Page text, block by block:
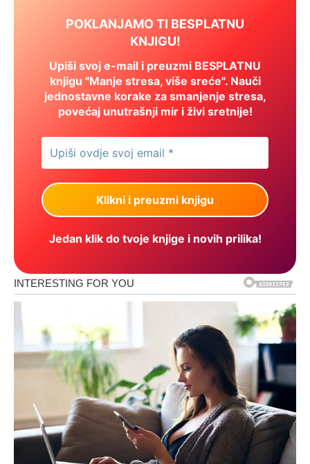
POKLANJAMO TI BESPLATNU
KNJIGU!
Upiši svoj e-mail i preuzmi BESPLATNU
knjigu "Manje stresa, više sreće". Nauči
jednostavne korake za smanjenje stresa,
povećaj unutrašnji mir i živi sretnije!
Jedan klik do tvoje knjige i novih prilika!